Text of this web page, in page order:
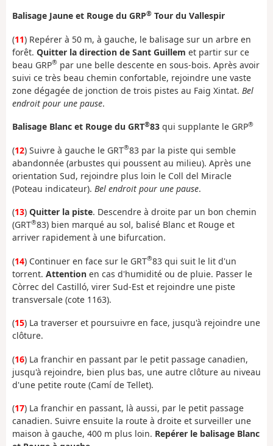
Balisage Jaune et Rouge du GRP® Tour du Vallespir
(11) Repérer à 50 m, à gauche, le balisage sur un arbre en
forêt. Quitter la direction de Sant Guillem et partir sur ce
beau GRP® par une belle descente en sous-bois. Après avoir
suivi ce très beau chemin confortable, rejoindre une vaste
zone dégagée de jonction de trois pistes au Faig Xintat. Bel
endroit pour une pause.
Balisage Blanc et Rouge du GRT®83 qui supplante le GRP®
(12) Suivre à gauche le GRT®83 par la piste qui semble
abandonnée (arbustes qui poussent au milieu). Après une
orientation Sud, rejoindre plus loin le Coll del Miracle
(Poteau indicateur). Bel endroit pour une pause.
(13) Quitter la piste. Descendre à droite par un bon chemin
(GRT®83) bien marqué au sol, balisé Blanc et Rouge et
arriver rapidement à une bifurcation.
(14) Continuer en face sur le GRT®83 qui suit le lit d'un
torrent. Attention en cas d'humidité ou de pluie. Passer le
Còrrec del Castilló, virer Sud-Est et rejoindre une piste
transversale (cote 1163).
(15) La traverser et poursuivre en face, jusqu'à rejoindre une
clôture.
(16) La franchir en passant par le petit passage canadien,
jusqu'à rejoindre, bien plus bas, une autre clôture au niveau
d'une petite route (Camí de Tellet).
(17) La franchir en passant, là aussi, par le petit passage
canadien. Suivre ensuite la route à droite et surveiller une
maison à gauche, 400 m plus loin. Repérer le balisage Blanc